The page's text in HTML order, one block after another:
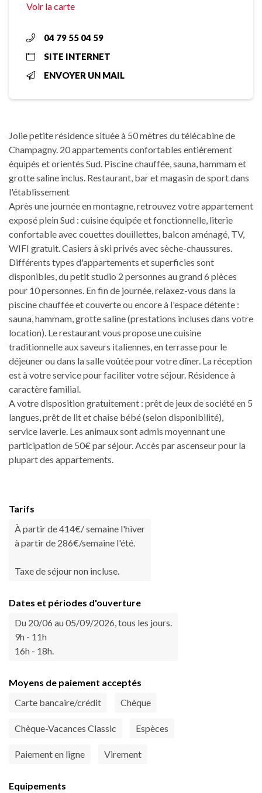
Voir la carte
04 79 55 04 59
SITE INTERNET
ENVOYER UN MAIL
Jolie petite résidence située à 50 mètres du télécabine de
Champagny. 20 appartements confortables entièrement
équipés et orientés Sud. Piscine chauffée, sauna, hammam et
grotte saline inclus. Restaurant, bar et magasin de sport dans
l'établissement
Après une journée en montagne, retrouvez votre appartement
exposé plein Sud : cuisine équipée et fonctionnelle, literie
confortable avec couettes douillettes, balcon aménagé, TV,
WIFI gratuit. Casiers à ski privés avec sèche-chaussures.
Différents types d'appartements et superficies sont
disponibles, du petit studio 2 personnes au grand 6 pièces
pour 10 personnes. En fin de journée, relaxez-vous dans la
piscine chauffée et couverte ou encore à l'espace détente :
sauna, hammam, grotte saline (prestations incluses dans votre
location). Le restaurant vous propose une cuisine
traditionnelle aux saveurs italiennes, en terrasse pour le
déjeuner ou dans la salle voûtée pour votre dîner. La réception
est à votre service pour faciliter votre séjour. Résidence à
caractère familial.
A votre disposition gratuitement : prêt de jeux de société en 5
langues, prêt de lit et chaise bébé (selon disponibilité),
service laverie. Les animaux sont admis moyennant une
participation de 50€ par séjour. Accès par ascenseur pour la
plupart des appartements.
Tarifs
À partir de 414€/ semaine l'hiver
à partir de 286€/semaine l'été.
Taxe de séjour non incluse.
Dates et périodes d'ouverture
Du 20/06 au 05/09/2026, tous les jours.
9h - 11h
16h - 18h.
Moyens de paiement acceptés
Carte bancaire/crédit
Chèque
Chèque-Vacances Classic Espèces
Paiement en ligne Virement
Equipements